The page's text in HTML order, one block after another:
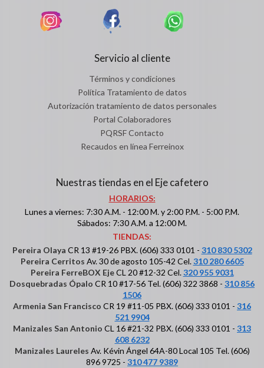
Servicio al cliente
Términos y condiciones
Política Tratamiento de datos
Autorización tratamiento de datos personales
Portal Colaboradores
PQRSF Contacto
Recaudos en línea Ferreinox
Nuestras tiendas en el Eje cafetero
HORARIOS:
Lunes a viernes: 7:30 A.M. - 12:00 M. y 2:00 P.M. - 5:00 P.M.
Sábados: 7:30 A.M. a 12:00 M.
TIENDAS:
Pereira Olaya CR 13 #19-26 PBX. (606) 333 0101 - 310 830 5302
Pereira Cerritos Av. 30 de agosto 105-42 Cel.310 280 6605
Pereira FerreBOX EjeCL 20 #12-32 Cel.320 955 9031
Dosquebradas Ópalo CR 10 #17-56 Tel. (606) 322 3868 - 310 856
1506
Armenia San Francisco CR 19 #11-05 PBX. (606) 333 0101 - 316
521 9904
Manizales San Antonio CL 16 #21-32 PBX. (606) 333 0101 - 313
608 6232
Manizales Laureles Av. Kévin Ángel 64A-80 Local 105 Tel. (606)
896 9725 - 310 477 9389